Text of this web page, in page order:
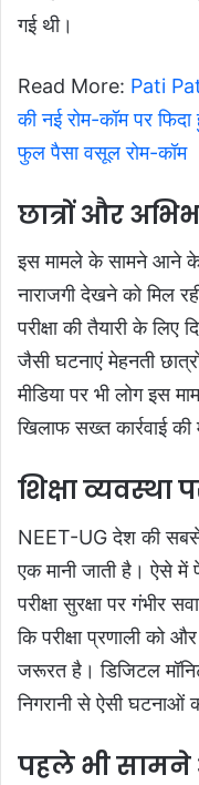
गई थी।
Read More: Pati
की नई रोम-कॉम पर
फुल पैसा वसूल रोम-कॉम
छात्रों और
इस मामले के सामने आने के
नाराजगी देखने को मिल
परीक्षा की तैयारी के
जैसी घटनाएं मेहनती
मीडिया पर भी लोग इस
खिलाफ सख्त कार्रवाई
शिक्षा व्यवस्था
NEET-UG देश की सबसे
एक मानी जाती है। ऐसे में
परीक्षा सुरक्षा पर गंभीर
कि परीक्षा प्रणाली को
जरूरत है। डिजिटल
निगरानी से ऐसी घटनाओं
पहले भी